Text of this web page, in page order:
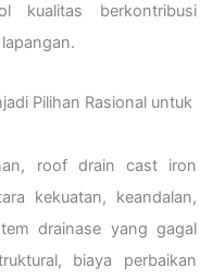
kualitas berkontribusi
Pilihan Rasional untuk
roof drain cast iron
kekuatan, keandalan,
drainase yang gagal
biaya perbaikan